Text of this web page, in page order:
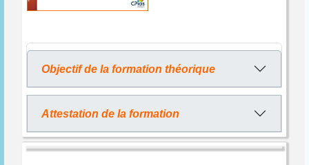
Objectif de la formation théorique
Attestation de la formation